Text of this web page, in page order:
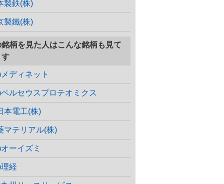
製鉄(株)
製鐵(株)
銘柄を見た人はこんな銘柄も見て
す
ディネット
ペルセウスプロテオミクス
本電工(株)
マテリアル(株)
ーイズミ
経